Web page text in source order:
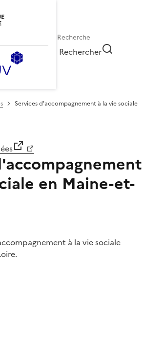
Rechercher
Services d'accompagnement à la vie sociale
en Maine-et-
à la vie sociale